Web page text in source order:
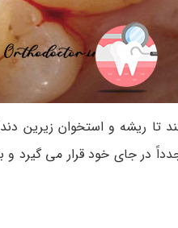
ریشه و استخوان زیرین
در جای خود قرار می گیرد